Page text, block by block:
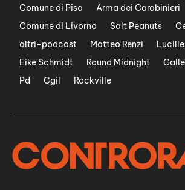
Comune di Pisa
Arma dei Carabinieri
Comune di Livorno
Salt Peanuts
altri-podcast
Matteo Renzi
Eike Schmidt
Round Midnight
Pd
Cgil Rockville